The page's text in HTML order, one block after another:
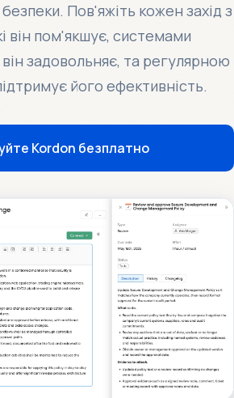
безпеки. Пов'яжіть кожен захід з
він пом'якшує, системами
він задовольняє, та регулярною
його ефективність.
Kordon безплатно